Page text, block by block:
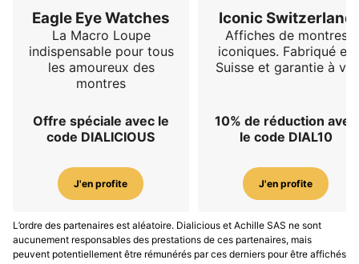
Eagle Eye Watches
La Macro Loupe
indispensable pour tous
les amoureux des
montres
Offre spéciale avec le
code DIALICIOUS
J'en profite
Iconic Switzerland
Affiches de montres
iconiques. Fabriqué en
Suisse et garantie à vie
10% de réduction avec
le code DIAL10
J'en profite
L’ordre des partenaires est aléatoire. Dialicious et Achille SAS ne sont
aucunement responsables des prestations de ces partenaires, mais
peuvent potentiellement être rémunérés par ces derniers pour être affichés